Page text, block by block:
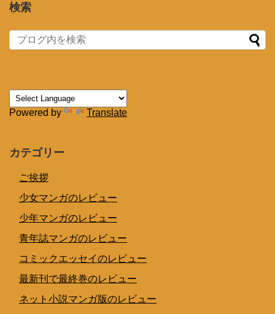
検索
Powered by Translate
カテゴリー
ご挨拶
少女マンガのレビュー
少年マンガのレビュー
青年誌マンガのレビュー
コミックエッセイのレビュー
最新刊で最終巻のレビュー
ネット小説マンガ版のレビュー